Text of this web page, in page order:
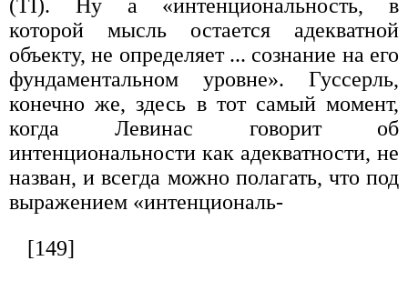
(TI). Ну а «интенциональность, в
которой мысль остает­ся адекватной
объекту, не определяет ... сознание на его
фундамен­тальном уровне». Гуссерль,
конечно же, здесь в тот самый момент,
когда Левинас говорит об
интенциональности как адекватности, не
назван, и всегда можно полагать, что под
выражением «интенциональ-
[149]